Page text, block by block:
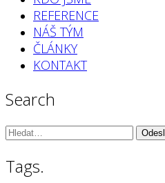
REFERENCE
NÁŠ TÝM
ČLÁNKY
KONTAKT
Search
Vyhledávání:
Tags.